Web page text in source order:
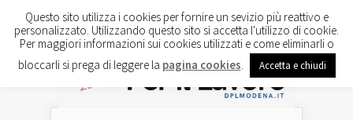
Questo sito utilizza i cookies per fornire un sevizio più reattivo e
personalizzato. Utilizzando questo sito si accetta l'utilizzo di cookie.
Per maggiori informazioni sui cookies utilizzati e come eliminarli o
bloccarli si prega di leggere la pagina cookies Accetta e chiudi